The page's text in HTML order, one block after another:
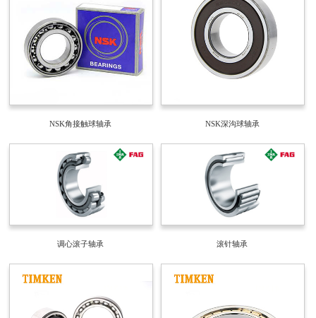
NSK角接触球轴承 NSK深沟球轴承
调心滚子轴承 滚针轴承